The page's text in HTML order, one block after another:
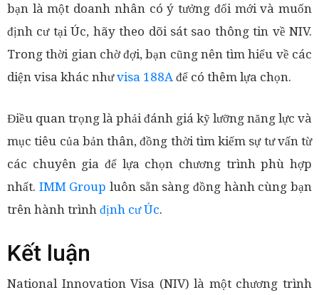
bạn là một doanh nhân có ý tưởng đổi mới và muốn
định cư tại Úc, hãy theo dõi sát sao thông tin về NIV.
Trong thời gian chờ đợi, bạn cũng nên tìm hiểu về các
diện visa khác nhưvisa 188A để có thêm lựa chọn.
Điều quan trọng là phải đánh giá kỹ lưỡng năng lực và
mục tiêu của bản thân, đồng thời tìm kiếm sự tư vấn từ
các chuyên gia để lựa chọn chương trình phù hợp
nhất. IMM Group luôn sẵn sàng đồng hành cùng bạn
trên hành trình định cư Úc.
Kết luận
National Innovation Visa (NIV) là một chương trình